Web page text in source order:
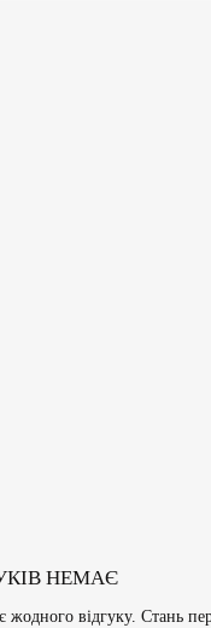
НЕМАЄ
жодного відгуку. Стань